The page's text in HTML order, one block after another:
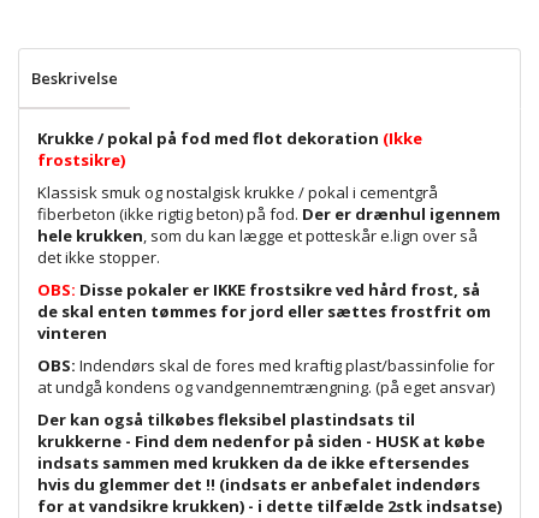
Beskrivelse
Krukke / pokal på fod med flot dekoration (Ikke
frostsikre)
Klassisk smuk og nostalgisk krukke / pokal i cementgrå
fiberbeton (ikke rigtig beton) på fod. Der er drænhul igennem
hele krukken, som du kan lægge et potteskår e.lign over så
det ikke stopper.
OBS: Disse pokaler er IKKE frostsikre ved hård frost, så
de skal enten tømmes for jord eller sættes frostfrit om
vinteren
OBS: Indendørs skal de fores med kraftig plast/bassinfolie for
at undgå kondens og vandgennemtrængning. (på eget ansvar)
Der kan også tilkøbes fleksibel plastindsats til
krukkerne - Find dem nedenfor på siden - HUSK at købe
indsats sammen med krukken da de ikke eftersendes
hvis du glemmer det !! (indsats er anbefalet indendørs
for at vandsikre krukken) - i dette tilfælde 2stk indsatse)